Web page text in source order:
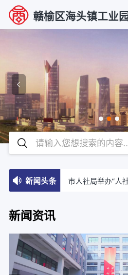
赣榆区海头镇工业
新闻头条
新闻资讯